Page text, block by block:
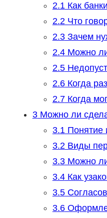
2.1Как
2.2Что
2.3Зачем
2.4Можно ли
2.5
2.6Когда
2.7Когда
3Можно ли
3.1Понятие
3.2Виды
3.3Можно ли
3.4Как
3.5
3.6